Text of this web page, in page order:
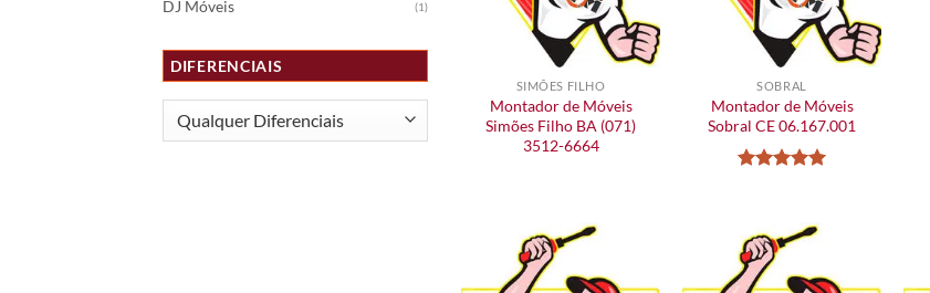
DJ Móveis (1)
DIFERENCIAIS
SIMÕES FILHO
Montador de Móveis
Simões Filho BA (071)
3512-6664
SOBRAL
Montador de Móveis
Sobral CE 06.167.001